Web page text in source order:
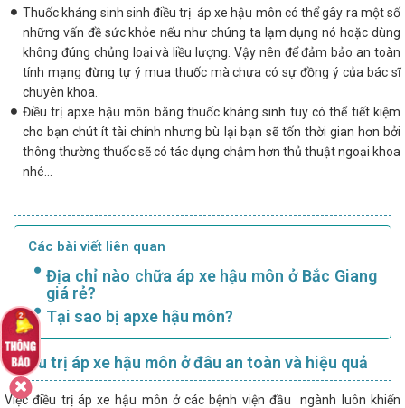
Thuốc kháng sinh sinh điều trị áp xe hậu môn có thể gây ra một số
những vấn đề sức khỏe nếu như chúng ta lạm dụng nó hoặc dùng
không đúng chủng loại và liều lượng. Vậy nên để đảm bảo an toàn
tính mạng đừng tự ý mua thuốc mà chưa có sự đồng ý của bác sĩ
chuyên khoa.
Điều trị apxe hậu môn bằng thuốc kháng sinh tuy có thể tiết kiệm
cho bạn chút ít tài chính nhưng bù lại bạn sẽ tốn thời gian hơn bởi
thông thường thuốc sẽ có tác dụng chậm hơn thủ thuật ngoại khoa
nhé...
Các bài viết liên quan
Địa chỉ nào chữa áp xe hậu môn ở Bắc Giang
giá rẻ?
Tại sao bị apxe hậu môn?
Điều trị áp xe hậu môn ở đâu an toàn và hiệu quả
Việc điều trị áp xe hậu môn ở các bệnh viện đầu ngành luôn khiến